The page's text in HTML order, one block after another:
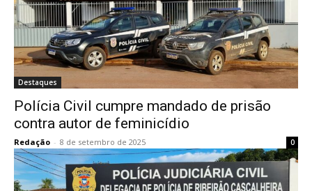
Destaques
Polícia Civil cumpre mandado de prisão
contra autor de feminicídio
Redação - 8 de setembro de 2025 0